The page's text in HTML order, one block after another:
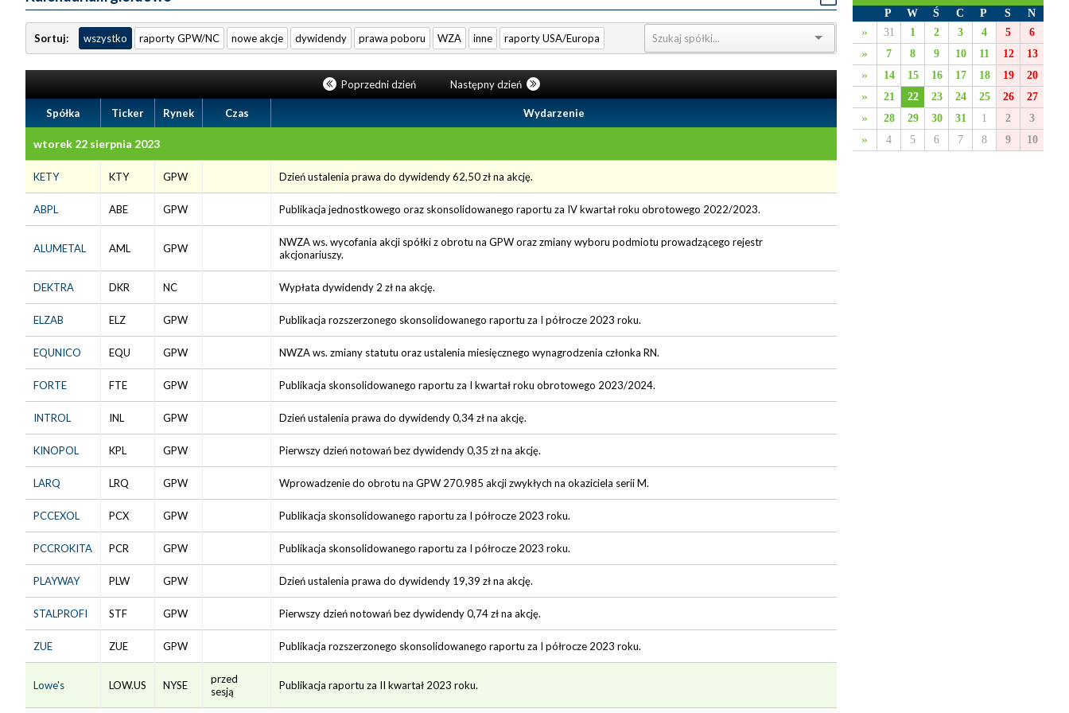
Sortuj: wszystko raporty GPW/NC nowe akcje dywidendy prawa poboru WZA inne raporty USA/Europa
Poprzedni dzień Następny dzień
Spółka Ticker Rynek Czas Wydarzenie
wtorek 22 sierpnia 2023
KETY KTY GPW Dzień ustalenia prawa do dywidendy 62,50 zł na akcję.
ABPL ABE GPW Publikacja jednostkowego oraz skonsolidowanego raportu za IV kwartał roku obrotowego 2022/2023.
ALUMETAL AML GPW
NWZA ws. wycofania akcji spółki z obrotu na GPW oraz zmiany wyboru podmiotu prowadzącego rejestr
akcjonariuszy.
DEKTRA DKR NC Wypłata dywidendy 2 zł na akcję.
ELZAB ELZ GPW Publikacja rozszerzonego skonsolidowanego raportu za I półrocze 2023 roku.
EQUNICO EQU GPW NWZA ws. zmiany statutu oraz ustalenia miesięcznego wynagrodzenia członka RN.
FORTE FTE GPW Publikacja skonsolidowanego raportu za I kwartał roku obrotowego 2023/2024.
INTROL INL GPW Dzień ustalenia prawa do dywidendy 0,34 zł na akcję.
KINOPOL KPL GPW Pierwszy dzień notowań bez dywidendy 0,35 zł na akcję.
LARQ LRQ GPW Wprowadzenie do obrotu na GPW 270.985 akcji zwykłych na okaziciela serii M.
PCCEXOL PCX GPW Publikacja skonsolidowanego raportu za I półrocze 2023 roku.
PCCROKITA PCR GPW Publikacja skonsolidowanego raportu za I półrocze 2023 roku.
PLAYWAY PLW GPW Dzień ustalenia prawa do dywidendy 19,39 zł na akcję.
STALPROFI STF GPW Pierwszy dzień notowań bez dywidendy 0,74 zł na akcję.
ZUE ZUE GPW Publikacja rozszerzonego skonsolidowanego raportu za I półrocze 2023 roku.
Lowe's LOW.US NYSE
przed
sesją
Publikacja raportu za II kwartał 2023 roku.
» 31 1 2 3 4 5 6
» 7 8 9 10 11 12 13
» 14 15 16 17 18 19 20
» 21 22 23 24 25 26 27
» 28 29 30 31 1 2 3
» 4 5 6 7 8 9 10
P W Ś C P S N